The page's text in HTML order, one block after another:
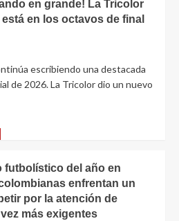
en grande! La Tricolor
en los octavos de final
escribiendo una destacada
de 2026. La Tricolor dio un nuevo
futbolístico del año en
enfrentan un
por la atención de
más exigentes